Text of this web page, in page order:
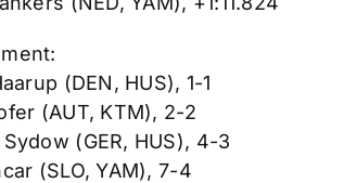
(DEN, HUS), 1-1
(AUT, KTM), 2-2
(GER, HUS), 4-3
(SLO, YAM), 7-4